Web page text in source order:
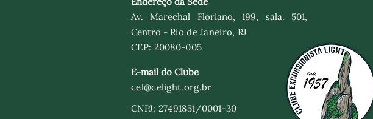
E-mail do Clube
cel@celight.org.br
Av. Marechal Floriano, 199, sala. 501,
Centro - Rio de Janeiro, RJ
CEP: 20080-005​
CNPJ: 27491851/0001-30​